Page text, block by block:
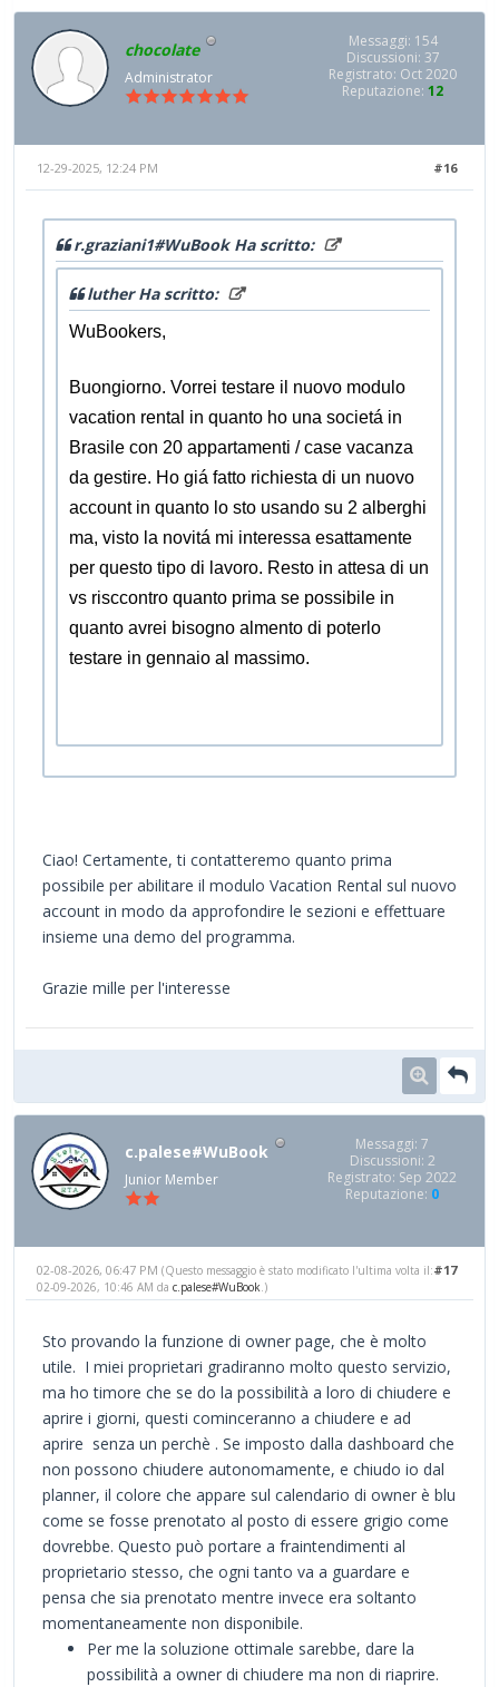
chocolate
Administrator
Messaggi: 154
Discussioni: 37
Registrato: Oct 2020
Reputazione: 12
#16
12-29-2025, 12:24 PM
r.graziani1#WuBook Ha scritto:
luther Ha scritto:
WuBookers,
Buongiorno. Vorrei testare il nuovo modulo
vacation rental in quanto ho una societá in
Brasile con 20 appartamenti / case vacanza
da gestire. Ho giá fatto richiesta di un nuovo
account in quanto lo sto usando su 2 alberghi
ma, visto la novitá mi interessa esattamente
per questo tipo di lavoro. Resto in attesa di un
vs risccontro quanto prima se possibile in
quanto avrei bisogno almento di poterlo
testare in gennaio al massimo.
Ciao! Certamente, ti contatteremo quanto prima
possibile per abilitare il modulo Vacation Rental sul nuovo
account in modo da approfondire le sezioni e effettuare
insieme una demo del programma.
Grazie mille per l'interesse
c.palese#WuBook
Junior Member
Messaggi: 7
Discussioni: 2
Registrato: Sep 2022
Reputazione: 0
#17
02-08-2026, 06:47 PM (Questo messaggio è stato modificato l'ultima volta il:
02-09-2026, 10:46 AM da c.palese#WuBook.)
Sto provando la funzione di owner page, che è molto
utile. I miei proprietari gradiranno molto questo servizio,
ma ho timore che se do la possibilità a loro di chiudere e
aprire i giorni, questi cominceranno a chiudere e ad
aprire senza un perchè . Se imposto dalla dashboard che
non possono chiudere autonomamente, e chiudo io dal
planner, il colore che appare sul calendario di owner è blu
come se fosse prenotato al posto di essere grigio come
dovrebbe. Questo può portare a fraintendimenti al
proprietario stesso, che ogni tanto va a guardare e
pensa che sia prenotato mentre invece era soltanto
momentaneamente non disponibile.
Per me la soluzione ottimale sarebbe, dare la
possibilità a owner di chiudere ma non di riaprire.